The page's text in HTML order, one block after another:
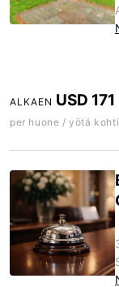
ALKAEN USD 171
per huone / yötä kohti